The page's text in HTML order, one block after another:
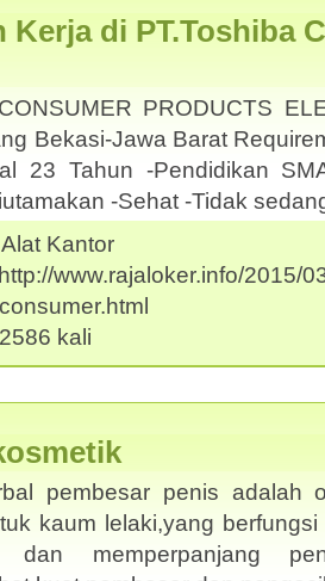
Kerja di PT.Toshiba
PRODUCTS
Bekasi-Jawa Barat
23 Tahun -Pendidikan
-Sehat -Tidak
Kantor
www.rajaloker.info/2015/
kali
pembesar penis adalah
kaum lelaki,yang
dan memperpanjang